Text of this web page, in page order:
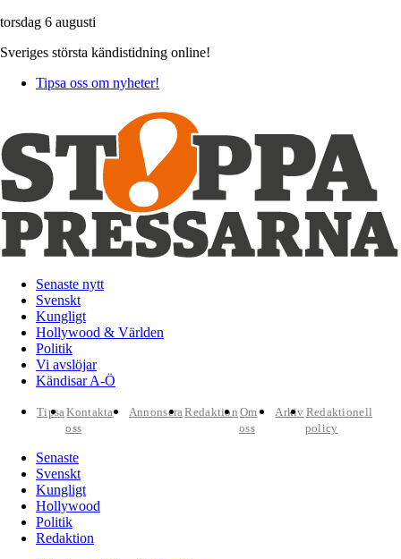
torsdag 6 augusti
Sveriges största kändistidning online!
Tipsa oss om nyheter!
Senaste nytt
Svenskt
Kungligt
Hollywood & Världen
Politik
Vi avslöjar
Kändisar A-Ö
TipsaKontakta
oss
AnnonseraRedaktion Om
oss
Arkiv Redaktionell
policy
Senaste
Svenskt
Kungligt
Hollywood
Politik
Redaktion